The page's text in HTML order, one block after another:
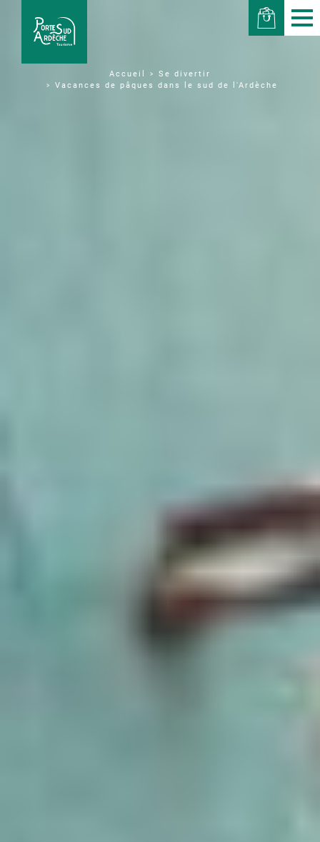
Accueil
Se divertir
Vacances de pâques dans le sud de l'Ardèche